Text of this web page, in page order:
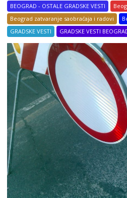
BEOGRAD - OSTALE GRADSKE VESTI
Beograd zatvaranje saobraćaja i radovi
GRADSKE VESTI
GRADSKE VESTI